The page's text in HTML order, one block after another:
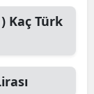
Kaç Türk